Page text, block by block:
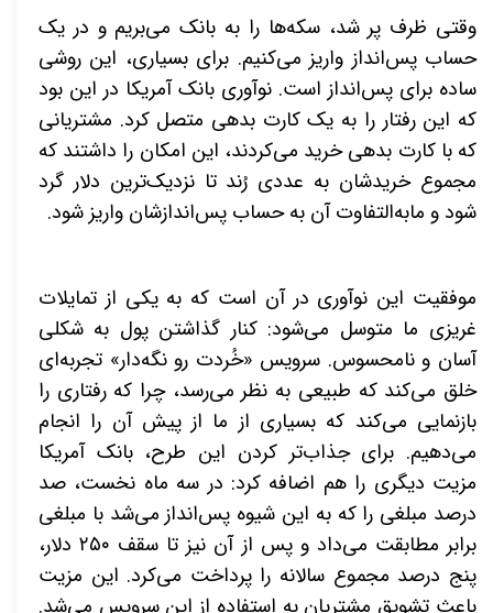
وقتی ظرف پر شد، سکه‌ها را به بانک می‌بریم و در یک
حساب پس‌انداز واریز می‌کنیم. برای بسیاری، این روشی
ساده برای پس‌انداز است. نوآوری بانک آمریکا در این بود
که این رفتار را به یک کارت بدهی متصل کرد. مشتریانی
که با کارت بدهی خرید می‌کردند، این امکان را داشتند که
مجموع خریدشان به عددی رُند تا نزدیک‌ترین دلار گرد
شود و مابه‌التفاوت آن به حساب پس‌اندازشان واریز شود.
موفقیت این نوآوری در آن است که به یکی از تمایلات
غریزی ما متوسل می‌شود: کنار گذاشتن پول به شکلی
آسان و نامحسوس. سرویس «خُردت رو نگه‌دار» تجربه‌ای
خلق می‌کند که طبیعی به نظر می‌رسد، چرا که رفتاری را
بازنمایی می‌کند که بسیاری از ما از پیش آن را انجام
می‌دهیم. برای جذاب‌تر کردن این طرح، بانک آمریکا
مزیت دیگری را هم اضافه کرد: در سه ماه نخست، صد
درصد مبلغی را که به این شیوه پس‌انداز می‌شد با مبلغی
برابر مطابقت می‌داد و پس از آن نیز تا سقف ۲۵۰ دلار،
پنج درصد مجموع سالانه را پرداخت می‌کرد. این مزیت
باعث تشویق مشتریان به استفاده از این سرویس می‌شد.